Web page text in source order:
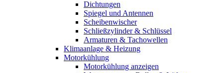
Dichtungen
Spiegel und Antennen
Scheibenwischer
Schließzylinder & Schlüssel
Armaturen & Tachowellen
Klimaanlage & Heizung
Motorkühlung
Motorkühlung anzeigen